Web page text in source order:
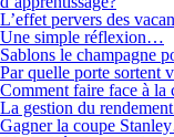
L’effet pervers des
Une simple réflexion…
Sablons le champagne
Par quelle porte sortent
Comment faire face à la
La gestion du
Gagner la coupe